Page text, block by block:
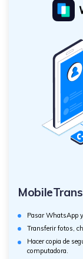
Pasar WhatsApp
Transferir fotos,
Hacer copia de
computadora.